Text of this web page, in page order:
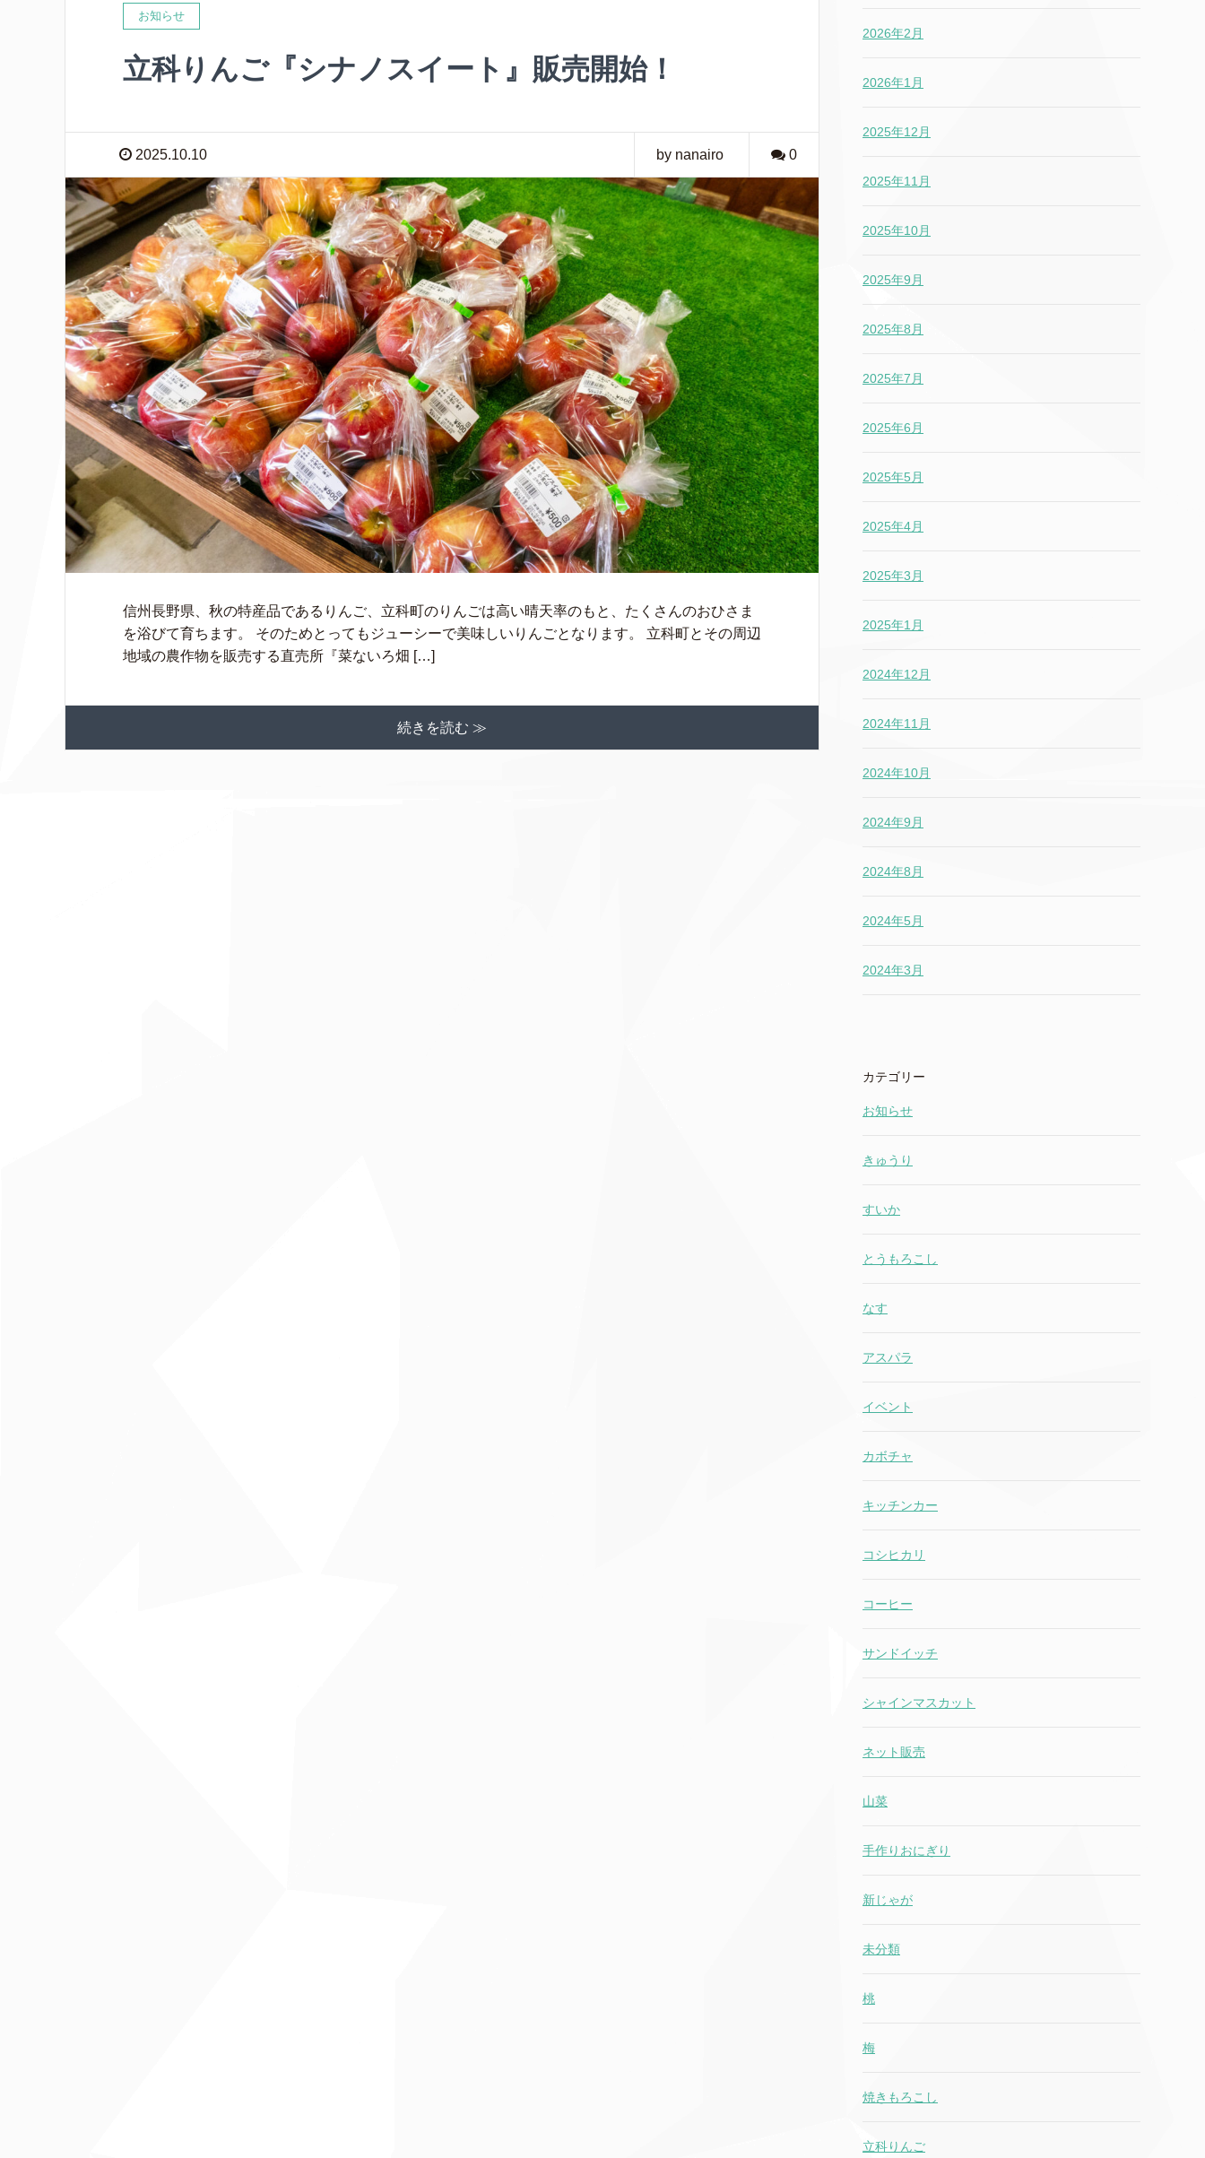
お知らせ
立科りんご『シナノスイート』販売開始！
2025.10.10 by nanairo 0
信州長野県、秋の特産品であるりんご、立科町のりんごは高い晴天率のもと、たくさんのおひさま
を浴びて育ちます。 そのためとってもジューシーで美味しいりんごとなります。 立科町とその周辺
地域の農作物を販売する直売所『菜ないろ畑 […]
続きを読む ≫
2026年2月
2026年1月
2025年12月
2025年11月
2025年10月
2025年9月
2025年8月
2025年7月
2025年6月
2025年5月
2025年4月
2025年3月
2025年1月
2024年12月
2024年11月
2024年10月
2024年9月
2024年8月
2024年5月
2024年3月
カテゴリー
お知らせ
きゅうり
すいか
とうもろこし
なす
アスパラ
イベント
カボチャ
キッチンカー
コシヒカリ
コーヒー
サンドイッチ
シャインマスカット
ネット販売
山菜
手作りおにぎり
新じゃが
未分類
桃
梅
焼きもろこし
立科りんご